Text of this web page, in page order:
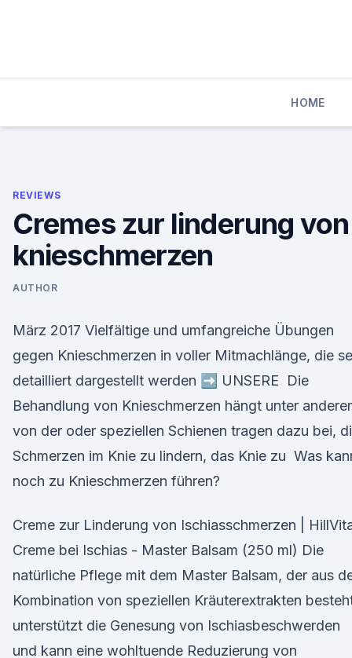
HOME
REVIEWS
Cremes zur linderung von
knieschmerzen
AUTHOR
März 2017 Vielfältige und umfangreiche Übungen
gegen Knieschmerzen in voller Mitmachlänge, die
detailliert dargestellt werden ➡️ UNSERE Die
Behandlung von Knieschmerzen hängt unter
von der oder speziellen Schienen tragen dazu bei,
Schmerzen im Knie zu lindern, das Knie zu Was
noch zu Knieschmerzen führen?
Creme zur Linderung von Ischiasschmerzen |
Creme bei Ischias - Master Balsam (250 ml) Die
natürliche Pflege mit dem Master Balsam, der aus
Kombination von speziellen Kräuterextrakten
unterstützt die Genesung von Ischiasbeschwerden
und kann eine wohltuende Reduzierung von